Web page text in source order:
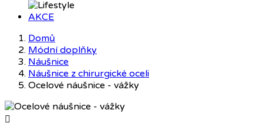
AKCE
Domů
Módní doplňky
Náušnice
Náušnice z chirurgické oceli
Ocelové náušnice - vážky
